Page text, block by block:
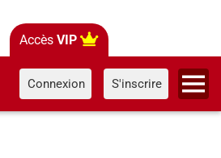
Accès VIP
Connexion S'inscrire